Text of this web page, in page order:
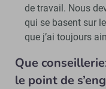
de travail. Nous
qui se basent sur
que j’ai toujours
Que
le point de